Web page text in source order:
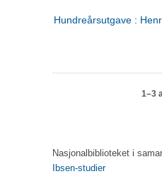
Hundreårsutgave :
1–3
Nasjonalbiblioteket i
Ibsen-studier